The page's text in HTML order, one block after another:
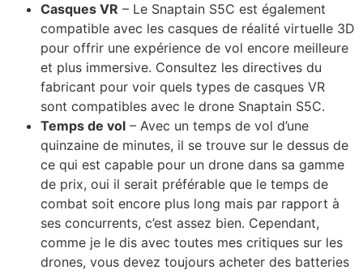
Casques VR – Le Snaptain S5C est également
compatible avec les casques de réalité virtuelle 3D
pour offrir une expérience de vol encore meilleure
et plus immersive. Consultez les directives du
fabricant pour voir quels types de casques VR
sont compatibles avec le drone Snaptain S5C.
Temps de vol – Avec un temps de vol d’une
quinzaine de minutes, il se trouve sur le dessus de
ce qui est capable pour un drone dans sa gamme
de prix, oui il serait préférable que le temps de
combat soit encore plus long mais par rapport à
ses concurrents, c’est assez bien. Cependant,
comme je le dis avec toutes mes critiques sur les
drones, vous devez toujours acheter des batteries